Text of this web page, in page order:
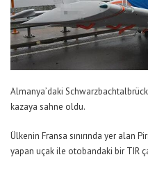
Almanya’daki
kazaya sahne oldu.
Ülkenin Fransa sınırında yer alan
yapan uçak ile otobandaki bir TIR